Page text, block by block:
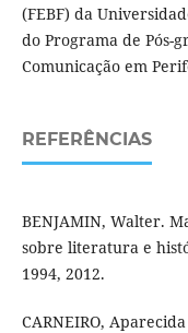
(FEBF) da
do Programa de Pós-
Comunicação em
REFERÊNCIAS
BENJAMIN, Walter.
sobre literatura e
1994, 2012.
CARNEIRO,